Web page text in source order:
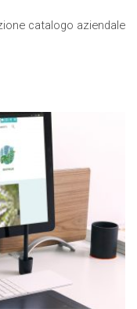
catalogo aziendale